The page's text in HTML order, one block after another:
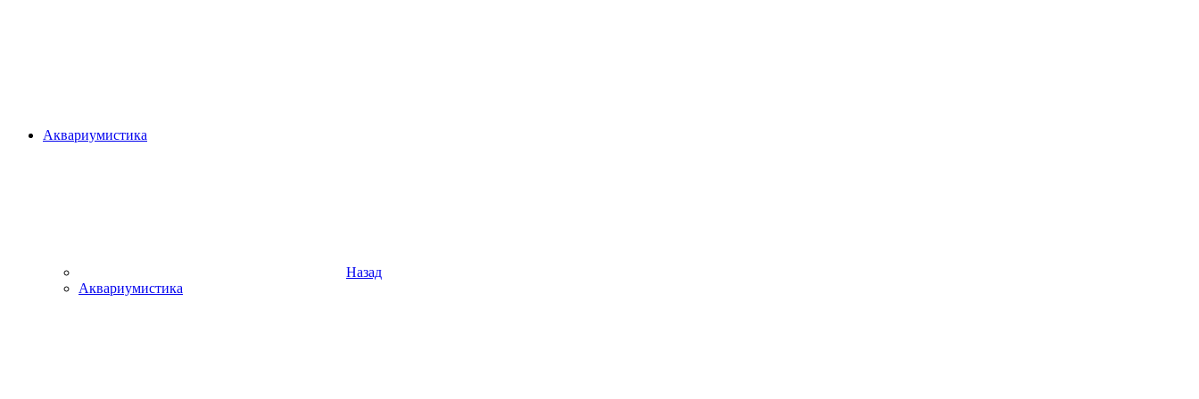
Аквариумистика
Назад
Аквариумистика